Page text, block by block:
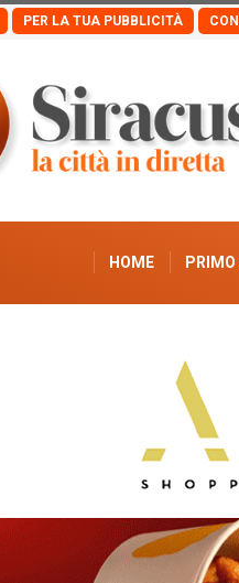
PER LA TUA PUBBLICITÀ
HOME